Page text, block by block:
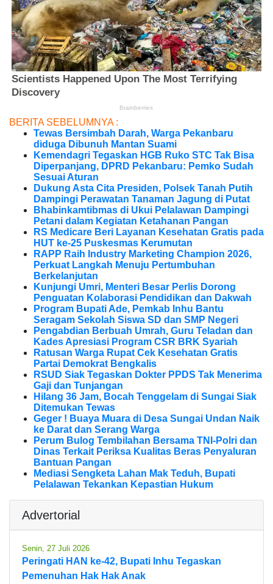
BERITA SEBELUMNYA :
Tewas Bersimbah Darah, Warga Pekanbaru
diduga Dibunuh Mantan Suami
Kemendagri Tegaskan HGB Ruko STC Tak Bisa
Diperpanjang, DPRD Pekanbaru: Pemko Sudah
Sesuai Aturan
Dukung Asta Cita Presiden, Polsek Tanah Putih
Dampingi Perawatan Tanaman Jagung di Putat
Bhabinkamtibmas di Ukui Pelalawan Dampingi
Petani dalam Kegiatan Ketahanan Pangan
RS Medicare Beri Layanan Kesehatan Gratis pada
HUT ke-25 Puskesmas Kerumutan
RAPP Raih Industry Marketing Champion 2026,
Perkuat Langkah Menuju Pertumbuhan
Berkelanjutan
Kunjungi Umri, Menteri Besar Perlis Dorong
Penguatan Kolaborasi Pendidikan dan Dakwah
Program Bupati Ade, Pemkab Inhu Bantu
Seragam Sekolah Siswa SD dan SMP Negeri
Pengabdian Berbuah Umrah, Guru Teladan dan
Kades Apresiasi Program CSR BRK Syariah
Ratusan Warga Rupat Cek Kesehatan Gratis
Partai Demokrat Bengkalis
RSUD Siak Tegaskan Dokter PPDS Tak Menerima
Gaji dan Tunjangan
Hilang 36 Jam, Bocah Tenggelam di Sungai Siak
Ditemukan Tewas
Geger ! Buaya Muara di Desa Sungai Undan Naik
ke Darat dan Serang Warga
Perum Bulog Tembilahan Bersama TNI-Polri dan
Dinas Terkait Periksa Kualitas Beras Penyaluran
Bantuan Pangan
Mediasi Sengketa Lahan Mak Teduh, Bupati
Pelalawan Tekankan Kepastian Hukum
Advertorial
Senin, 27 Juli 2026
Peringati HAN ke-42, Bupati Inhu Tegaskan
Pemenuhan Hak Hak Anak